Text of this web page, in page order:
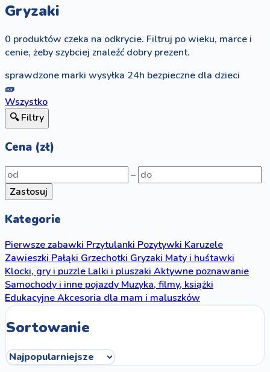
Gryzaki
0 produktów czeka na odkrycie. Filtruj po wieku, marce i
cenie, żeby szybciej znaleźć dobry prezent.
sprawdzone marki wysyłka 24h bezpieczne dla dzieci
🧱
Wszystko
🔍 Filtry
Cena (zł)
–
Zastosuj
Kategorie
Pierwsze zabawkiPrzytulankiPozytywkiKaruzele
ZawieszkiPałąkiGrzechotkiGryzakiMaty i huśtawki
Klocki, gry i puzzleLalki i pluszakiAktywne poznawanie
Samochody i inne pojazdyMuzyka, filmy, książki
EdukacyjneAkcesoria dla mam i maluszków
Sortowanie